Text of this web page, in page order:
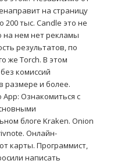
на страницу
тыс. Candle это не
на нем нет рекламы
результатов, по
же Torch. В этом
комиссий
размере и более.
Ознакомиться с
блоге Kraken. Onion
Онлайн-
карты. Программист,
написать